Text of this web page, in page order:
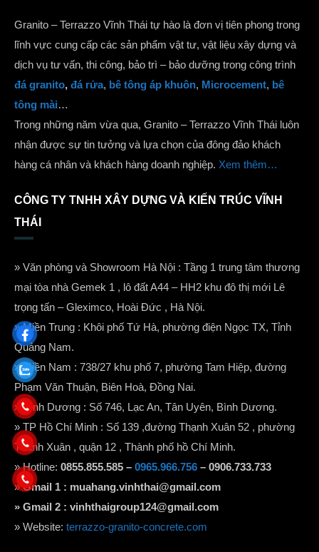
Granito – Terrazzo Vĩnh Thái tự hào là đơn vị tiên phong trong
lĩnh vực cung cấp các sản phẩm vật tư, vật liệu xây dựng và
dịch vụ tư vấn, thi công, bảo trì – bảo dưỡng trong công trình
đá granito, đá rửa, bê tông áp khuôn, Microcement, bê
tông mài…
Trong những năm vừa qua, Granito – Terrazzo Vĩnh Thái luôn
nhận được sự tin tưởng và lựa chọn của đông đảo khách
hàng cá nhân và khách hàng doanh nghiệp. Xem thêm…
CÔNG TY TNHH XÂY DỰNG VÀ KIẾN TRÚC VĨNH
THÁI
» Văn phòng và Showroom Hà Nội : Tầng 1 trung tâm thương
mại tòa nhà Gemek 1 , lô đất A44 – HH2 khu đô thị mới Lê
trọng tấn – Gleximco, Hoài Đức , Hà Nội.
» Miền Trung : Khôi phố Tứ Hà, phường điện Ngọc TX, Tỉnh
Quảng Nam.
» Miền Nam : 738/27 khu phố 7, phường Tam Hiệp, đường
Phạm Văn Thuận, Biên Hoà, Đồng Nai.
» Bình Dương : Số 746, Lạc An, Tân Uyên, Bình Dương.
» TP Hồ Chí Minh : Số 139 ,đường Thạnh Xuân 52 , phường
Thạnh Xuân , quận 12 , Thành phố hồ Chí Minh.
» Hotline: 0855.855.585 – 0965.966.756 – 0906.733.733
»Gmail 1 : muahang.vinhthai@gmail.com
» Gmail 2 : vinhthaigroup124@gmail.com
» Website: terrazzo-granito-concrete.com